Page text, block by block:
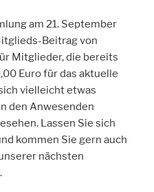
am 21. September
Beitrag von
Mitglieder, die bereits
Euro für das aktuelle
vielleicht etwas
den Anwesenden
Lassen Sie sich
kommen Sie gern auch
nächsten